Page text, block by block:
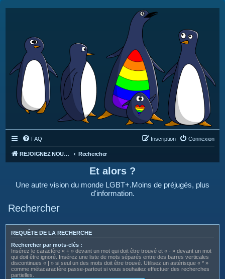
FAQ Connexion
Inscription
REJOIGNEZ NOUS SUR DISCORD : https://discord.gg/4C2Bvub Rechercher
Et alors ?
Une autre vision du monde LGBT+.Moins de préjugés, plus
d'information.
Rechercher
REQUÊTE DE LA RECHERCHE
Rechercher par mots-clés :
Insérez le caractère « + » devant un mot qui doit être trouvé et « - » devant un mot
qui doit être ignoré. Insérez une liste de mots séparés entre des barres verticales
discontinues « | » si seul un des mots doit être trouvé. Utilisez un astérisque « * »
comme métacaractère passe-partout si vous souhaitez effectuer des recherches
partielles.